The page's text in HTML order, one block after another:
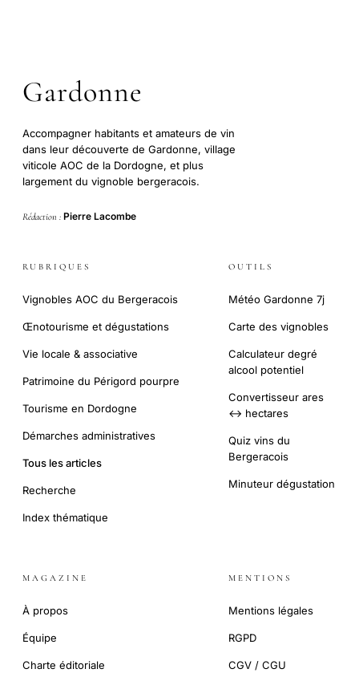
Gardonne
Accompagner habitants et amateurs de vin
dans leur découverte de Gardonne, village
viticole AOC de la Dordogne, et plus
largement du vignoble bergeracois.
Rédaction : Pierre Lacombe
RUBRIQUES
Vignobles AOC du Bergeracois
Œnotourisme et dégustations
Vie locale & associative
Patrimoine du Périgord pourpre
Tourisme en Dordogne
Démarches administratives
Tous les articles
Recherche
Index thématique
OUTILS
Météo Gardonne 7j
Carte des vignobles
Calculateur degré
alcool potentiel
Convertisseur ares
↔ hectares
Quiz vins du
Bergeracois
Minuteur dégustation
MAGAZINE
À propos
Équipe
Charte éditoriale
MENTIONS
Mentions légales
RGPD
CGV / CGU